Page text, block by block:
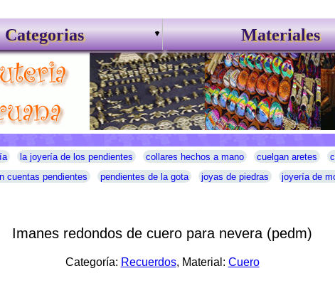
Categorias Materiales
la joyería de los pendientes collares hechos a mano cuelgan aretes
cuentas pendientes pendientes de la gota joyas de piedras joyería de
Imanes redondos de cuero para nevera (pedm)
Categoría: Recuerdos, Material: Cuero